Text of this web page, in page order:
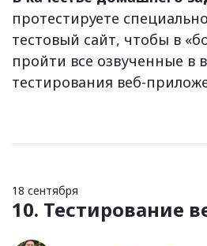
протестируете
тестовый сайт, чтобы в
пройти все озвученные в
тестирования веб-
18 сентября
10. Тестирование